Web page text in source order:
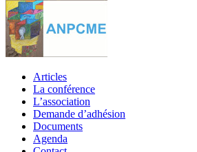
Articles
La conférence
L’association
Demande d’adhésion
Documents
Agenda